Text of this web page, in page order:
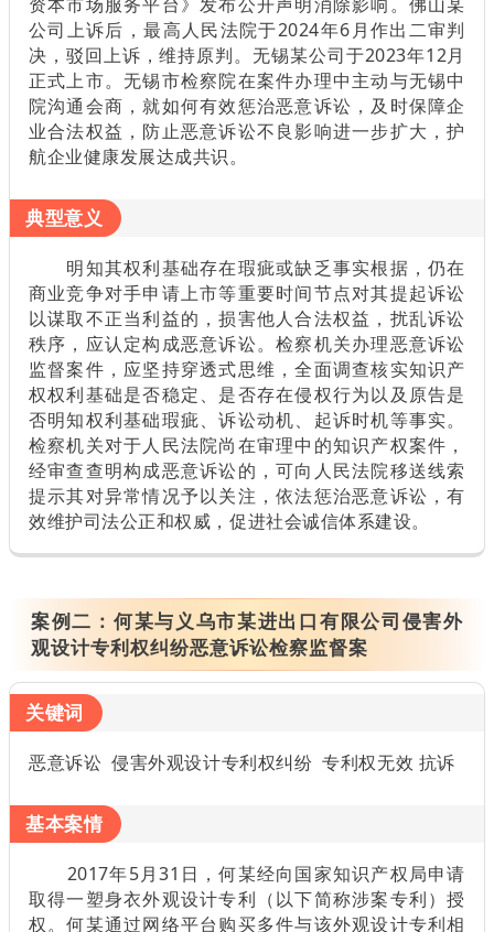
资本市场服务平台》发布公开声明消除影响。佛山某
公司上诉后，最高人民法院于2024年6月作出二审判
决，驳回上诉，维持原判。无锡某公司于2023年12月
正式上市。无锡市检察院在案件办理中主动与无锡中
院沟通会商，就如何有效惩治恶意诉讼，及时保障企
业合法权益，防止恶意诉讼不良影响进一步扩大，护
航企业健康发展达成共识。
典型意义
明知其权利基础存在瑕疵或缺乏事实根据，仍在
商业竞争对手申请上市等重要时间节点对其提起诉讼
以谋取不正当利益的，损害他人合法权益，扰乱诉讼
秩序，应认定构成恶意诉讼。检察机关办理恶意诉讼
监督案件，应坚持穿透式思维，全面调查核实知识产
权权利基础是否稳定、是否存在侵权行为以及原告是
否明知权利基础瑕疵、诉讼动机、起诉时机等事实。
检察机关对于人民法院尚在审理中的知识产权案件，
经审查查明构成恶意诉讼的，可向人民法院移送线索
提示其对异常情况予以关注，依法惩治恶意诉讼，有
效维护司法公正和权威，促进社会诚信体系建设。
案例二： 何某与义乌市某进出口有限公司侵害外
观设计专利权纠纷恶意诉讼检察监督案
关键词
恶意诉讼 侵害外观设计专利权纠纷 专利权无效 抗诉
基本案情
2017年5月31日，何某经向国家知识产权局申请
取得一塑身衣外观设计专利（以下简称涉案专利）授
权。何某通过网络平台购买多件与该外观设计专利相